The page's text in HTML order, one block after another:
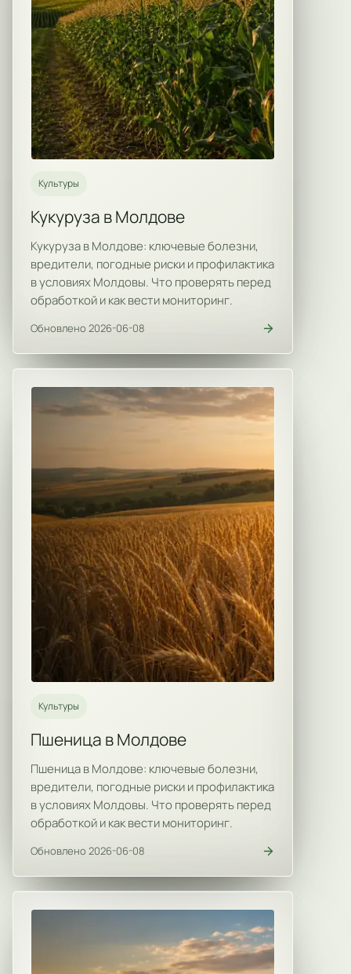
Культуры
Кукуруза в Молдове
Кукуруза в Молдове: ключевые болезни,
вредители, погодные риски и профилактика
в условиях Молдовы. Что проверять перед
обработкой и как вести мониторинг.
Обновлено 2026-06-08
Культуры
Пшеница в Молдове
Пшеница в Молдове: ключевые болезни,
вредители, погодные риски и профилактика
в условиях Молдовы. Что проверять перед
обработкой и как вести мониторинг.
Обновлено 2026-06-08